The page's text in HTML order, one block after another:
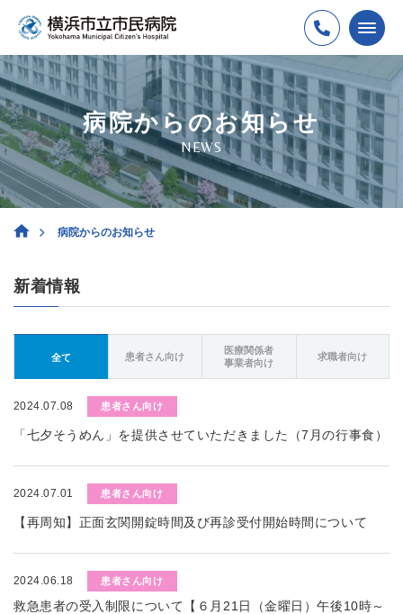
病院からのお知らせ
NEWS
病院からのお知らせ
新着情報
全て 患者さん向け
医療関係者
事業者向け
求職者向け
2024.07.08 患者さん向け
「七夕そうめん」を提供させていただきました（7月の行事食）
2024.07.01 患者さん向け
【再周知】正面玄関開錠時間及び再診受付開始時間について
2024.06.18 患者さん向け
救急患者の受入制限について【６月21日（金曜日）午後10時～